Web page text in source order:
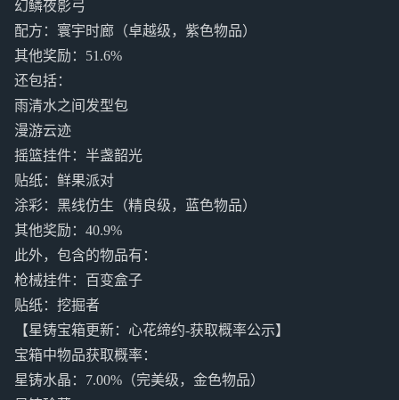
幻鳞夜影弓
配方：寰宇时廊（卓越级，紫色物品）
其他奖励：51.6%
还包括：
雨清水之间发型包
漫游云迹
摇篮挂件：半盏韶光
贴纸：鲜果派对
涂彩：黑线仿生（精良级，蓝色物品）
其他奖励：40.9%
此外，包含的物品有：
枪械挂件：百变盒子
贴纸：挖掘者
【星铸宝箱更新：心花缔约-获取概率公示】
宝箱中物品获取概率：
星铸水晶：7.00%（完美级，金色物品）